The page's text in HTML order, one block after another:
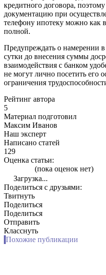
кредитного договора,
документацию при
телефону ипотеку можно как
полной.
Предупреждать о намерении
сутки до внесения суммы
взаимодействия с банком
не могут лично посетить его
ограничения
Рейтинг автора
5
Материал подготовил
Максим Иванов
Наш эксперт
Написано статей
129
Оценка статьи:
(пока оценок нет)
Загрузка...
Поделиться с друзьями:
Твитнуть
Поделиться
Поделиться
Отправить
Класснуть
Похожие публикации